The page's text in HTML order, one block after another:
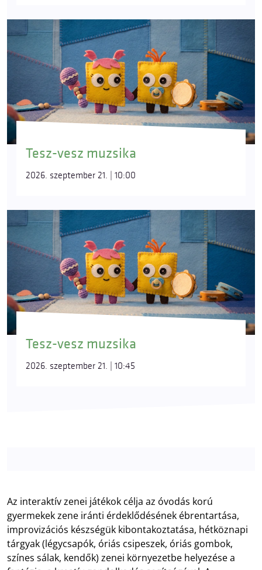
Tesz-vesz muzsika
2026. szeptember 21. | 10:00
Tesz-vesz muzsika
2026. szeptember 21. | 10:45
Az interaktív zenei játékok célja az óvodás korú
gyermekek zene iránti érdeklődésének ébrentartása,
improvizációs készségük kibontakoztatása, hétköznapi
tárgyak (légycsapók, óriás csipeszek, óriás gombok,
színes sálak, kendők) zenei környezetbe helyezése a